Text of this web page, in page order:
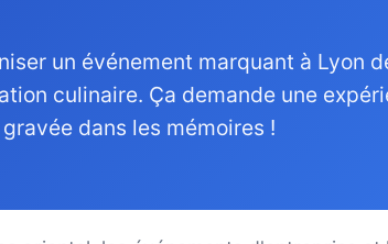
un événement marquant à Lyon
culinaire. Ça demande une
dans les mémoires !